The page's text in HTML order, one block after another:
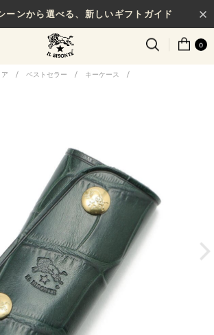
ーンから選べる、新しいギフトガイド
0
/ ベストセラー / キーケース
/